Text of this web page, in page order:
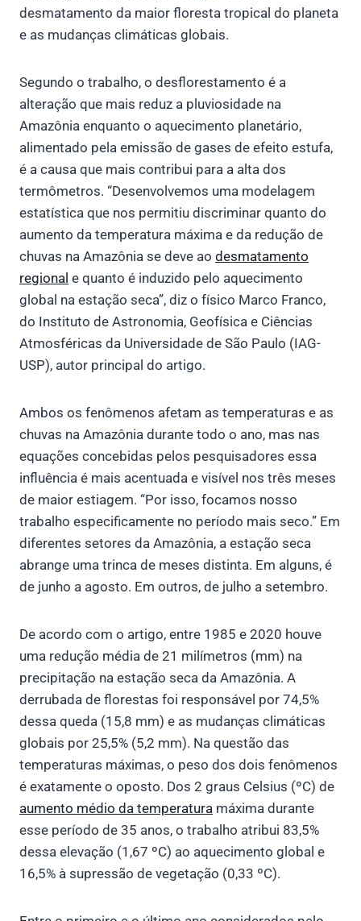
desmatamento da maior floresta tropical do planeta
e as mudanças climáticas globais.
Segundo o trabalho, o desflorestamento é a
alteração que mais reduz a pluviosidade na
Amazônia enquanto o aquecimento planetário,
alimentado pela emissão de gases de efeito estufa,
é a causa que mais contribui para a alta dos
termômetros. “Desenvolvemos uma modelagem
estatística que nos permitiu discriminar quanto do
aumento da temperatura máxima e da redução de
chuvas na Amazônia se deve ao desmatamento
regional e quanto é induzido pelo aquecimento
global na estação seca”, diz o físico Marco Franco,
do Instituto de Astronomia, Geofísica e Ciências
Atmosféricas da Universidade de São Paulo (IAG-
USP), autor principal do artigo.
Ambos os fenômenos afetam as temperaturas e as
chuvas na Amazônia durante todo o ano, mas nas
equações concebidas pelos pesquisadores essa
influência é mais acentuada e visível nos três meses
de maior estiagem. “Por isso, focamos nosso
trabalho especificamente no período mais seco.” Em
diferentes setores da Amazônia, a estação seca
abrange uma trinca de meses distinta. Em alguns, é
de junho a agosto. Em outros, de julho a setembro.
De acordo com o artigo, entre 1985 e 2020 houve
uma redução média de 21 milímetros (mm) na
precipitação na estação seca da Amazônia. A
derrubada de florestas foi responsável por 74,5%
dessa queda (15,8 mm) e as mudanças climáticas
globais por 25,5% (5,2 mm). Na questão das
temperaturas máximas, o peso dos dois fenômenos
é exatamente o oposto. Dos 2 graus Celsius (ºC) de
aumento médio da temperatura máxima durante
esse período de 35 anos, o trabalho atribui 83,5%
dessa elevação (1,67 ºC) ao aquecimento global e
16,5% à supressão de vegetação (0,33 ºC).